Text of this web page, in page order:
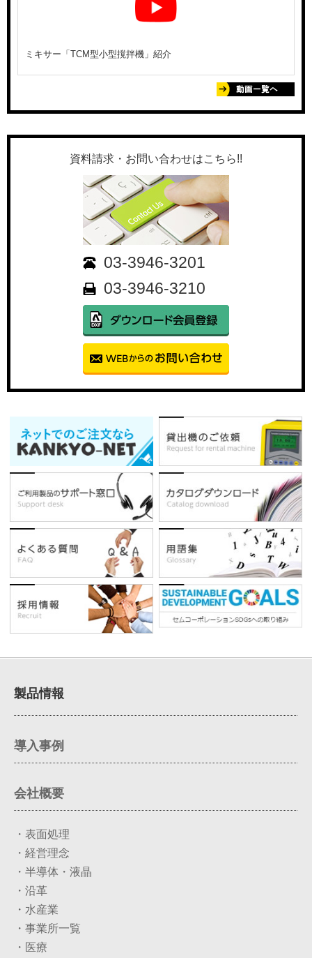
ミキサー「TCM型小型撹拌機」紹介
資料請求・お問い合わせはこちら!!
03-3946-3201
03-3946-3210
製品情報
導入事例
会社概要
・表面処理
・経営理念
・半導体・液晶
・沿革
・水産業
・事業所一覧
・医療